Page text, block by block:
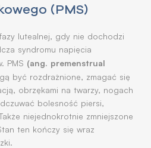
(PMS)
lutealnej, gdy nie dochodzi
syndromu napięcia
PMS (ang. premenstrual
być rozdrażnione, zmagać się
obrzękami na twarzy, nogach
bolesność piersi,
niejednokrotnie zmniejszone
ten kończy się wraz